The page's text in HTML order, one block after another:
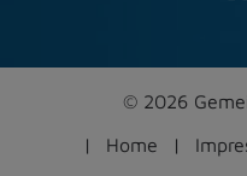
© 2026
Home